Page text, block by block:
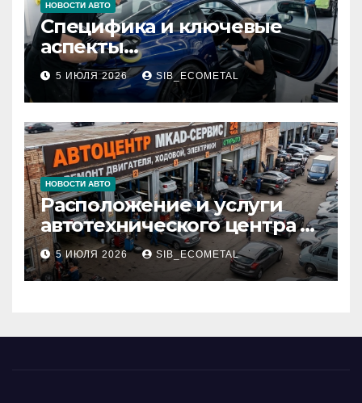
НОВОСТИ АВТО
Специфика и ключевые
аспекты
профессионального
детейлинга кузова и
салона
5 ИЮЛЯ 2026 SIB_ECOMETAL
НОВОСТИ АВТО
Расположение и услуги
автотехнического центра в
районе 84-го километра
МКАД
5 ИЮЛЯ 2026 SIB_ECOMETAL